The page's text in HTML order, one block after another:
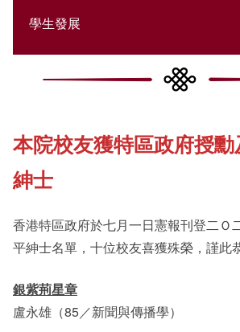
社交媒體專欄
《新亞簡訊》
《新亞書院概覽》
學生發展
College Updates
Cultural Topics
本院校友獲特區政府授
紳士
香港特區政府於七月一日憲報刊登二Ｏ
平紳士名單，十位校友喜獲殊榮，謹此
銀紫荊星章
盧永雄（85／新聞與傳播學）